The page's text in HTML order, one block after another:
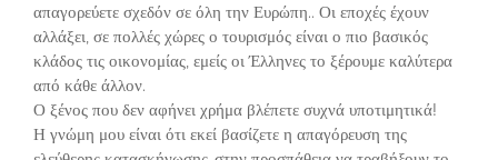
απαγορεύετε σχεδόν σε όλη την Ευρώπη.. Οι εποχές έχουν
αλλάξει, σε πολλές χώρες ο τουρισμός είναι ο πιο βασικός
κλάδος τις οικονομίας, εμείς οι Έλληνες το ξέρουμε καλύτερα
από κάθε άλλον.
Ο ξένος που δεν αφήνει χρήμα βλέπετε συχνά υποτιμητικά!
Η γνώμη μου είναι ότι εκεί βασίζετε η απαγόρευση της